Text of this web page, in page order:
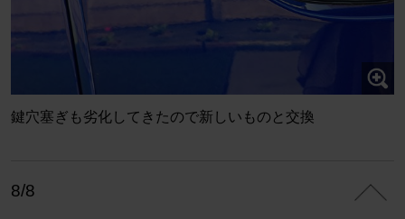
鍵穴塞ぎも劣化してきたので新しいものと交換
8/8